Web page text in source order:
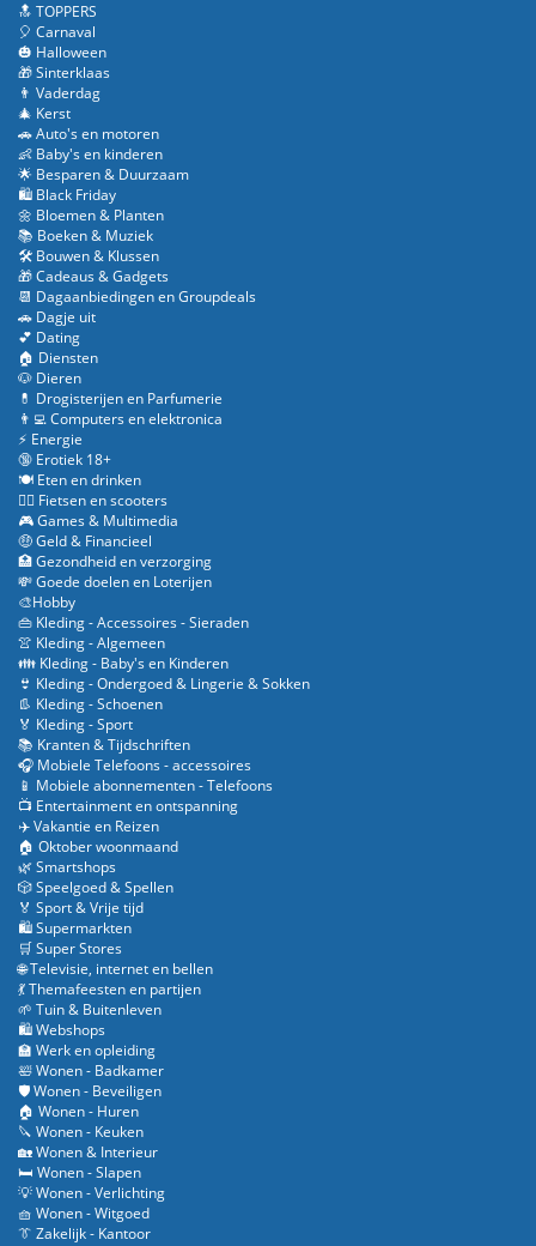
🔝 TOPPERS
🎈 Carnaval
🎃 Halloween
🎁 Sinterklaas
👨 Vaderdag
🎄 Kerst
🚗 Auto's en motoren
👶 Baby's en kinderen
🌟 Besparen & Duurzaam
🛍️ Black Friday
🌼 Bloemen & Planten
📚 Boeken & Muziek
🛠️ Bouwen & Klussen
🎁 Cadeaus & Gadgets
📆 Dagaanbiedingen en Groupdeals
🚗 Dagje uit
💕 Dating
🏠 Diensten
🐶 Dieren
💊 Drogisterijen en Parfumerie
👨‍💻 Computers en elektronica
⚡ Energie
🔞 Erotiek 18+
🍽️ Eten en drinken
🚴‍♂️ Fietsen en scooters
🎮 Games & Multimedia
🤑 Geld & Financieel
🏥 Gezondheid en verzorging
💸 Goede doelen en Loterijen
🎨Hobby
👜 Kleding - Accessoires - Sieraden
👚 Kleding - Algemeen
👪 Kleding - Baby's en Kinderen
👙 Kleding - Ondergoed & Lingerie & Sokken
👢 Kleding - Schoenen
🏅 Kleding - Sport
📚 Kranten & Tijdschriften
🎧 Mobiele Telefoons - accessoires
📱 Mobiele abonnementen - Telefoons
📺 Entertainment en ontspanning
✈️ Vakantie en Reizen
🏠 Oktober woonmaand
🌿 Smartshops
🎲 Speelgoed & Spellen
🏅 Sport & Vrije tijd
🛍️ Supermarkten
🛒 Super Stores
🌐 Televisie, internet en bellen
💃 Themafeesten en partijen
🌱 Tuin & Buitenleven
🛍️ Webshops
🏫 Werk en opleiding
🛀 Wonen - Badkamer
🛡️ Wonen - Beveiligen
🏠 Wonen - Huren
🔪 Wonen - Keuken
🏡 Wonen & Interieur
🛏️ Wonen - Slapen
💡 Wonen - Verlichting
🧺 Wonen - Witgoed
👔 Zakelijk - Kantoor